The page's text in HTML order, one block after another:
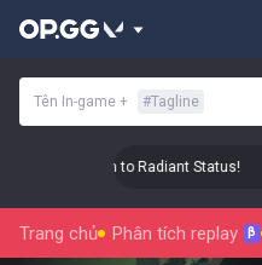
Tên In-game + #Tagline
Up Your Aim to Radiant Status!
Trang chủ Phân tích replay β